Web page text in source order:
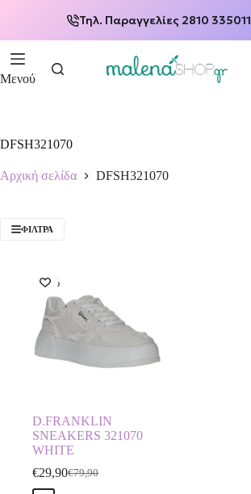
Τηλ. Παραγγελίες 2810 335011
Μενού
DFSH321070
Αρχική σελίδα DFSH321070
ΦΊΛΤΡΑ
-63%
D.FRANKLIN
SNEAKERS 321070
WHITE
€79,90
€29,90